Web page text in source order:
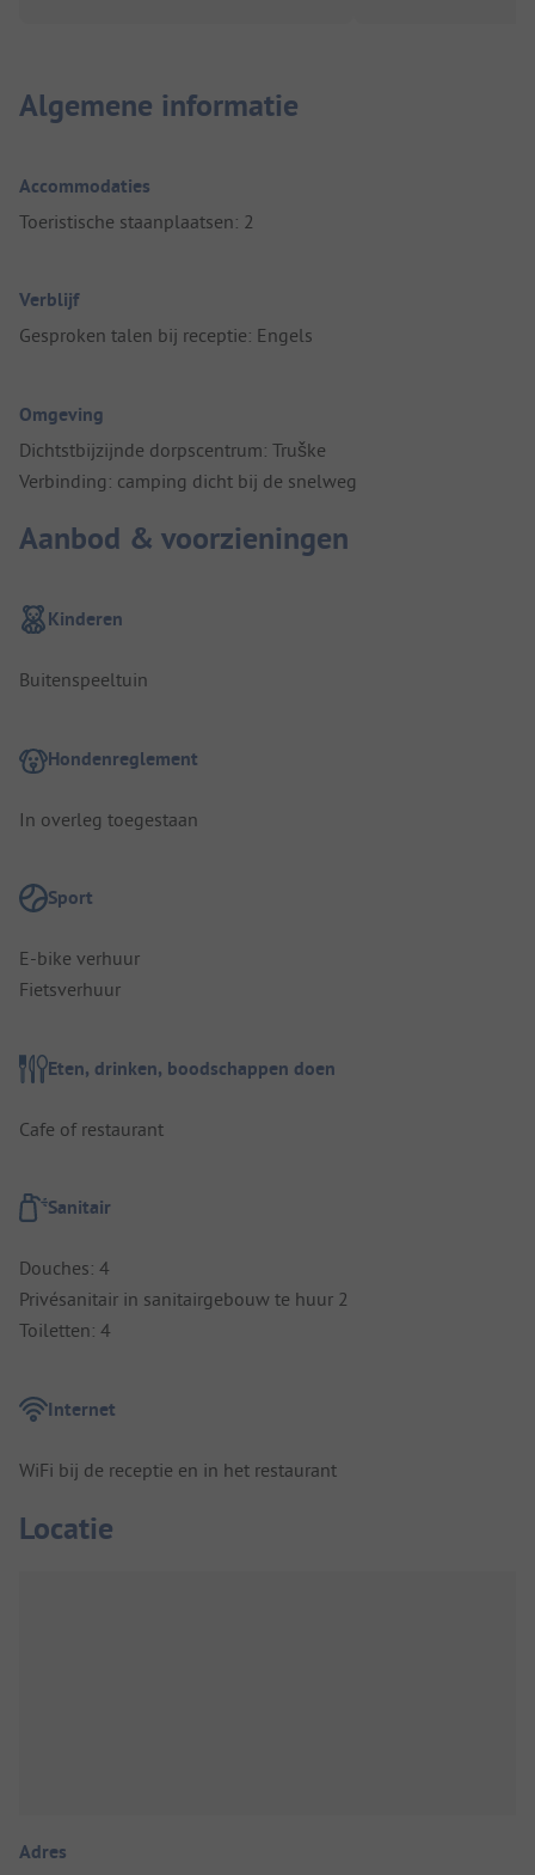
Algemene informatie
Accommodaties
Toeristische staanplaatsen: 2
Verblijf
Gesproken talen bij receptie: Engels
Omgeving
Dichtstbijzijnde dorpscentrum: Truške
Verbinding: camping dicht bij de snelweg
Aanbod & voorzieningen
Kinderen
Buitenspeeltuin
Hondenreglement
In overleg toegestaan
Sport
E-bike verhuur
Fietsverhuur
Eten, drinken, boodschappen doen
Cafe of restaurant
Sanitair
Douches: 4
Privésanitair in sanitairgebouw te huur 2
Toiletten: 4
Internet
WiFi bij de receptie en in het restaurant
Locatie
Adres